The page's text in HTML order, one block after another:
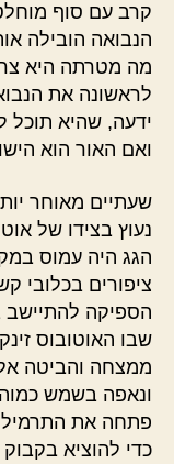
קרב עם סוף
הנבואה הובילה
מה מטרתה היא
לראשונה את
ידעה, שהיא תוכל
ואם האור הוא
שעתיים מאוחר
נעוץ בצידו של
הגג היה עמוס
ציפורים בכלובי
הספיקה להתיישב
שבו האוטובוס
ממצחה והביטה
ונאפה בשמש
פתחה את התרמיל,
כדי להוציא